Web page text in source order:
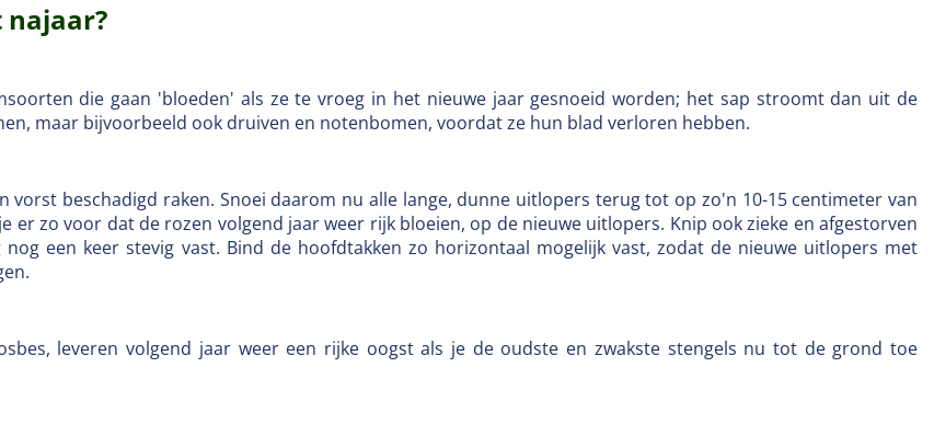
najaar?
die gaan 'bloeden' als ze te vroeg in het nieuwe jaar gesnoeid worden; het sap stroomt dan uit de
maar bijvoorbeeld ook druiven en notenbomen, voordat ze hun blad verloren hebben.
beschadigd raken. Snoei daarom nu alle lange, dunne uitlopers terug tot op zo'n 10-15 centimeter van
er zo voor dat de rozen volgend jaar weer rijk bloeien, op de nieuwe uitlopers. Knip ook zieke en afgestorven
een keer stevig vast. Bind de hoofdtakken zo horizontaal mogelijk vast, zodat de nieuwe uitlopers met
leveren volgend jaar weer een rijke oogst als je de oudste en zwakste stengels nu tot de grond toe